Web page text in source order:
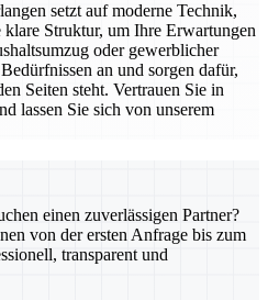
setzt auf moderne Technik,
Struktur, um Ihre Erwartungen
oder gewerblicher
an und sorgen dafür,
Seiten steht. Vertrauen Sie in
lassen Sie sich von unserem
einen zuverlässigen Partner?
von der ersten Anfrage bis zum
transparent und